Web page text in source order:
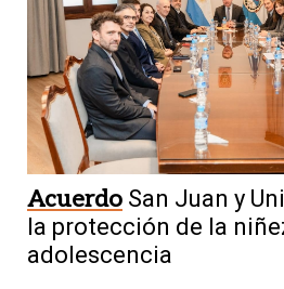
Acuerdo San Juan y
la protección de la
adolescencia